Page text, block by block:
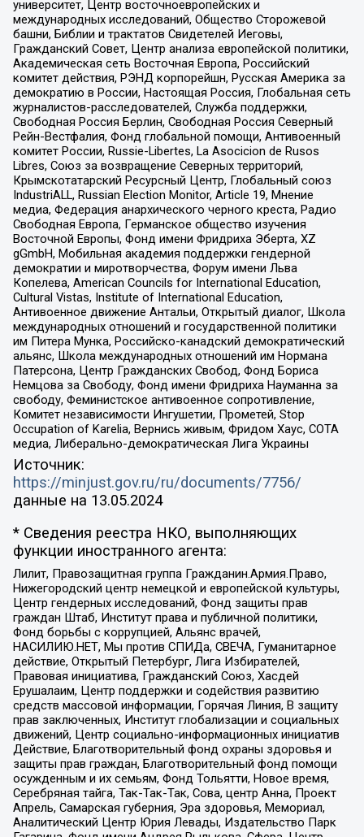
университет, Центр восточноевропейских и
международных исследований, Общество Сторожевой
башни, Библии и трактатов Свидетелей Иеговы,
Гражданский Совет, Центр анализа европейской политики,
Академическая сеть Восточная Европа, Российский
комитет действия, РЭНД корпорейшн, Русская Америка за
демократию в России, Настоящая Россия, Глобальная сеть
журналистов-расследователей, Служба поддержки,
Свободная Россия Берлин, Свободная Россия Северный
Рейн-Вестфалия, Фонд глобальной помощи, Антивоенный
комитет России, Russie-Libertes, La Asocicion de Rusos
Libres, Союз за возвращение Северных территорий,
Крымскотатарский Ресурсный Центр, Глобальный союз
IndustriALL, Russian Election Monitor, Article 19, Мнение
медиа, Федерация анархического черного креста, Радио
Свободная Европа, Германское общество изучения
Восточной Европы, Фонд имени Фридриха Эберта, XZ
gGmbH, Мобильная академия поддержки гендерной
демократии и миротворчества, Форум имени Льва
Копелева, American Councils for International Education,
Cultural Vistas, Institute of International Education,
Антивоенное движение Антальи, Открытый диалог, Школа
международных отношений и государственной политики
им Питера Мунка, Российско-канадский демократический
альянс, Школа международных отношений им Нормана
Патерсона, Центр Гражданских Свобод, Фонд Бориса
Немцова за Свободу, Фонд имени Фридриха Науманна за
свободу, Феминистское антивоенное сопротивление,
Комитет независимости Ингушетии, Прометей, Stop
Occupation of Karelia, Вернись живым, Фридом Хаус, СОТА
медиа, Либерально-демократическая Лига Украины
Источник:
https://minjust.gov.ru/ru/documents/7756/
данные на 13.05.2024
* Сведения реестра НКО, выполняющих
функции иностранного агента:
Лилит, Правозащитная группа Гражданин.Армия.Право,
Нижегородский центр немецкой и европейской культуры,
Центр гендерных исследований, Фонд защиты прав
граждан Штаб, Институт права и публичной политики,
Фонд борьбы с коррупцией, Альянс врачей,
НАСИЛИЮ.НЕТ, Мы против СПИДа, СВЕЧА, Гуманитарное
действие, Открытый Петербург, Лига Избирателей,
Правовая инициатива, Гражданский Союз, Хасдей
Ерушалаим, Центр поддержки и содействия развитию
средств массовой информации, Горячая Линия, В защиту
прав заключенных, Институт глобализации и социальных
движений, Центр социально-информационных инициатив
Действие, Благотворительный фонд охраны здоровья и
защиты прав граждан, Благотворительный фонд помощи
осужденным и их семьям, Фонд Тольятти, Новое время,
Серебряная тайга, Так-Так-Так, Сова, центр Анна, Проект
Апрель, Самарская губерния, Эра здоровья, Мемориал,
Аналитический Центр Юрия Левады, Издательство Парк